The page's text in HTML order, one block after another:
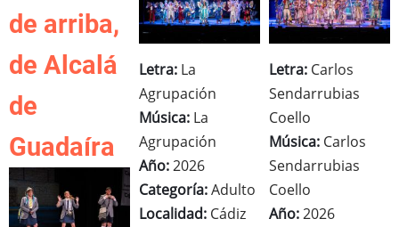
de arriba,
de Alcalá
de
Guadaíra
Letra: La
Agrupación
Música: La
Agrupación
Año:2026
Categoría:Adulto
Localidad: Cádiz
Letra: Carlos
Sendarrubias
Coello
Música: Carlos
Sendarrubias
Coello
Año:2026